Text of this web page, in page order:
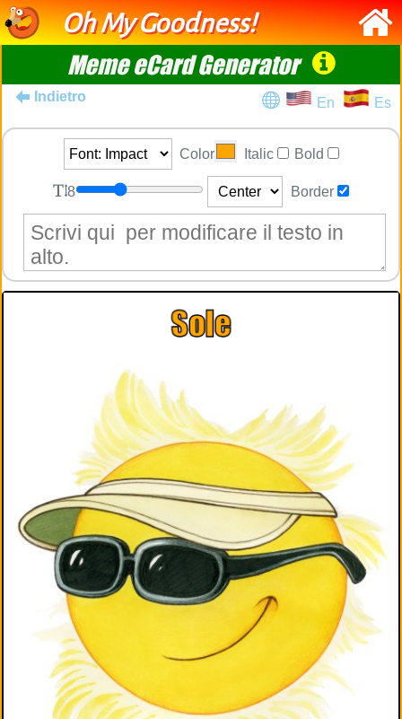
Oh My Goodness!
Meme eCard Generator
Indietro En Es
Color Italic Bold
8 Border